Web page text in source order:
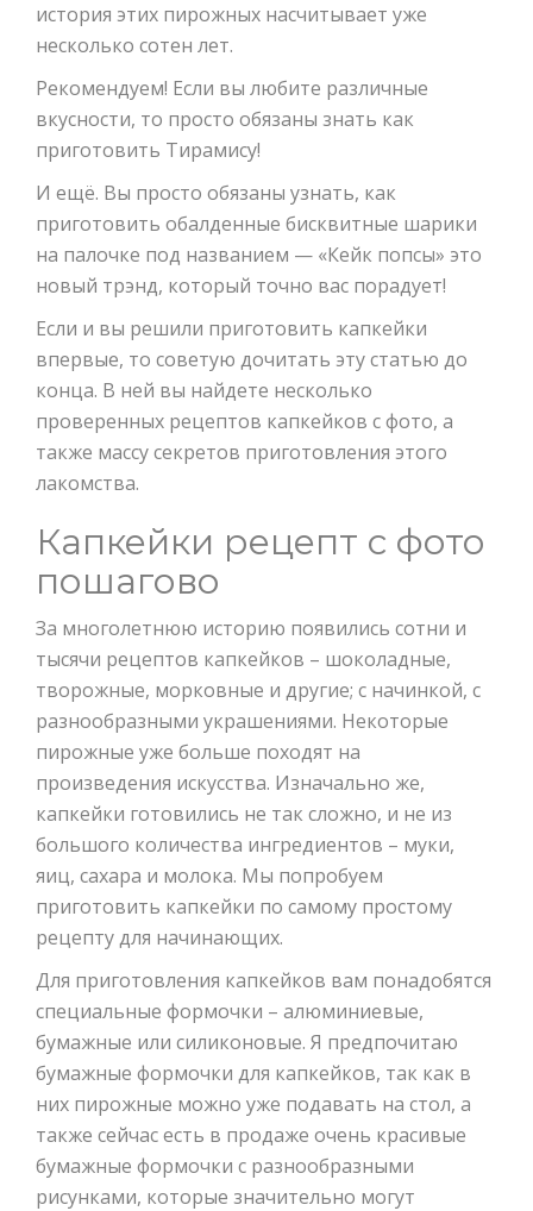
история этих пирожных насчитывает уже
несколько сотен лет.
Рекомендуем! Если вы любите различные
вкусности, то просто обязаны знать как
приготовить Тирамису!
И ещё. Вы просто обязаны узнать, как
приготовить обалденные бисквитные шарики
на палочке под названием — «Кейк попсы» это
новый трэнд, который точно вас порадует!
Если и вы решили приготовить капкейки
впервые, то советую дочитать эту статью до
конца. В ней вы найдете несколько
проверенных рецептов капкейков с фото, а
также массу секретов приготовления этого
лакомства.
Капкейки рецепт с фото
пошагово
За многолетнюю историю появились сотни и
тысячи рецептов капкейков – шоколадные,
творожные, морковные и другие; с начинкой, с
разнообразными украшениями. Некоторые
пирожные уже больше походят на
произведения искусства. Изначально же,
капкейки готовились не так сложно, и не из
большого количества ингредиентов – муки,
яиц, сахара и молока. Мы попробуем
приготовить капкейки по самому простому
рецепту для начинающих.
Для приготовления капкейков вам понадобятся
специальные формочки – алюминиевые,
бумажные или силиконовые. Я предпочитаю
бумажные формочки для капкейков, так как в
них пирожные можно уже подавать на стол, а
также сейчас есть в продаже очень красивые
бумажные формочки с разнообразными
рисунками, которые значительно могут